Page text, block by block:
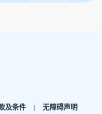
及条件 无障碍声明